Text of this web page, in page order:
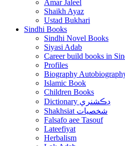
Amar Jaleel
Shaikh Ayaz
Ustad Bukhari
Sindhi Books
Sindhi Novel Books
Siyasi Adab
Career build books in
Profiles
Biography
Islamic Book
Children Books
Dictionary ڊڪشنري
Shakhsiat شخصيات
Falsafo aee Tasouf
Lateefiyat
Herbalism